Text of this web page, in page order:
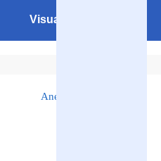
Visualizza il prodotto